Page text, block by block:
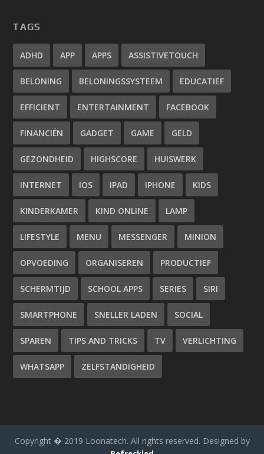
TAGS
ADHD APP APPS ASSISTIVETOUCH
BELONING BELONINGSSYSTEEM EDUCATIEF
EFFICIENT ENTERTAINMENT FACEBOOK
FINANCIËN GADGET GAME GELD
GEZONDHEID HIGHSCORE HUISWERK
INTERNET IOS IPAD IPHONE KIDS
KINDERKAMER KIND ONLINE LAMP
LIFESTYLE MENU MESSENGER MINION
OPVOEDING ORGANISEREN PRODUCTIEF
SCHERMTIJD SCHOOL APPS SERIES SIRI
SMARTPHONE SNELLER LADEN SOCIAL
SPAREN TIPS AND TRICKS TV VERLICHTING
WHATSAPP ZELFSTANDIGHEID
Copyright � 2019 Loonatech. All rights reserved. Designed by